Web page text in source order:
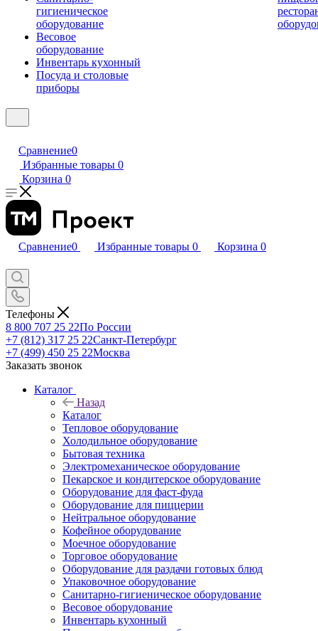
гигиеническое
оборудование
Весовое
оборудование
Инвентарь кухонный
Посуда и столовые
приборы
Сравнение0
Избранные товары 0
Корзина 0
Сравнение0 Избранные товары 0 Корзина 0
Телефоны
8 800 707 25 22По России
+7 (812) 317 25 22Санкт-Петербург
+7 (499) 450 25 22Москва
Заказать звонок
Каталог
Назад
Каталог
Тепловое оборудование
Холодильное оборудование
Бытовая техника
Электромеханическое оборудование
Пекарское и кондитерское оборудование
Оборудование для фаст-фуда
Оборудование для пиццерии
Нейтральное оборудование
Кофейное оборудование
Моечное оборудование
Торговое оборудование
Оборудование для раздачи готовых блюд
Упаковочное оборудование
Санитарно-гигиеническое оборудование
Весовое оборудование
Инвентарь кухонный